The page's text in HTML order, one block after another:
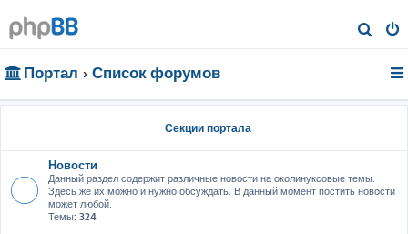
о
Портал Список форумов
Секции портала
Новости
Данный раздел содержит различные новости на околинуксовые темы.
Здесь же их можно и нужно обсуждать. В данный момент постить новости
может любой.
Темы: 324